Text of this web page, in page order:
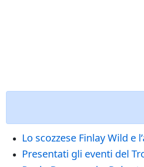
Lo scozzese Finlay Wild e
Presentati gli eventi del